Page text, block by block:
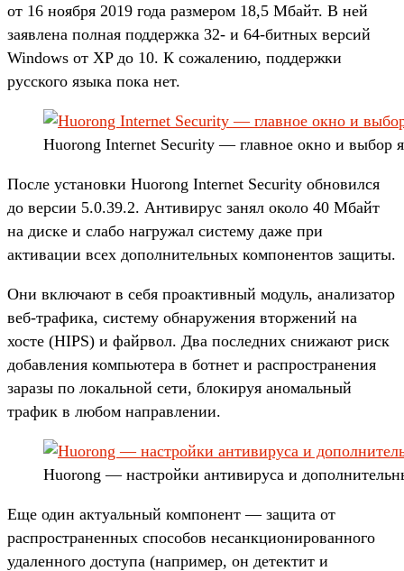
от 16 ноября 2019 года размером 18,5 Мбайт. В ней
заявлена полная поддержка 32- и 64-битных версий
Windows от XP до 10. К сожалению, поддержки
русского языка пока нет.
Huorong Internet Security — главное окно и выбор
После установки Huorong Internet Security обновился
до версии 5.0.39.2. Антивирус занял около 40 Мбайт
на диске и слабо нагружал систему даже при
активации всех дополнительных компонентов защиты.
Они включают в себя проактивный модуль, анализатор
веб-трафика, систему обнаружения вторжений на
хосте (HIPS) и файрвол. Два последних снижают риск
добавления компьютера в ботнет и распространения
заразы по локальной сети, блокируя аномальный
трафик в любом направлении.
Huorong — настройки антивируса и
Еще один актуальный компонент — защита от
распространенных способов несанкционированного
удаленного доступа (например, он детектит и